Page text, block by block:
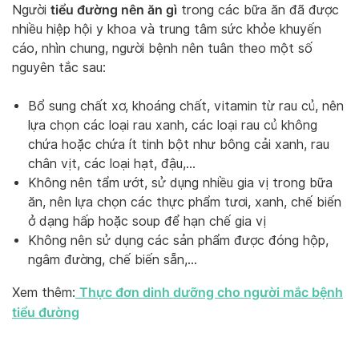
Người tiểu đường nên ăn gì trong các bữa ăn đã được
nhiều hiệp hội y khoa và trung tâm sức khỏe khuyến
cáo, nhìn chung, người bệnh nên tuân theo một số
nguyên tắc sau:
Bổ sung chất xơ, khoáng chất, vitamin từ rau củ, nên
lựa chọn các loại rau xanh, các loại rau củ không
chứa hoặc chứa ít tinh bột như bông cải xanh, rau
chân vịt, các loại hạt, đậu,…
Không nên tẩm ướt, sử dụng nhiều gia vị trong bữa
ăn, nên lựa chọn các thực phẩm tươi, xanh, chế biến
ở dạng hấp hoặc soup để hạn chế gia vị
Không nên sử dụng các sản phẩm được đóng hộp,
ngâm đường, chế biến sẵn,…
Xem thêm: Thực đơn dinh dưỡng cho người mắc bệnh
tiểu đường